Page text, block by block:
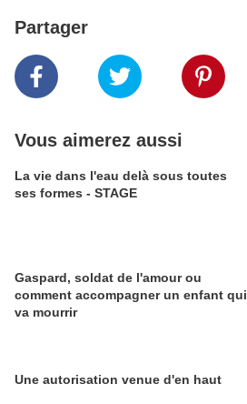
Partager
Vous aimerez aussi
La vie dans l'eau delà sous toutes
ses formes - STAGE
Gaspard, soldat de l'amour ou
comment accompagner un enfant qui
va mourrir
Une autorisation venue d'en haut